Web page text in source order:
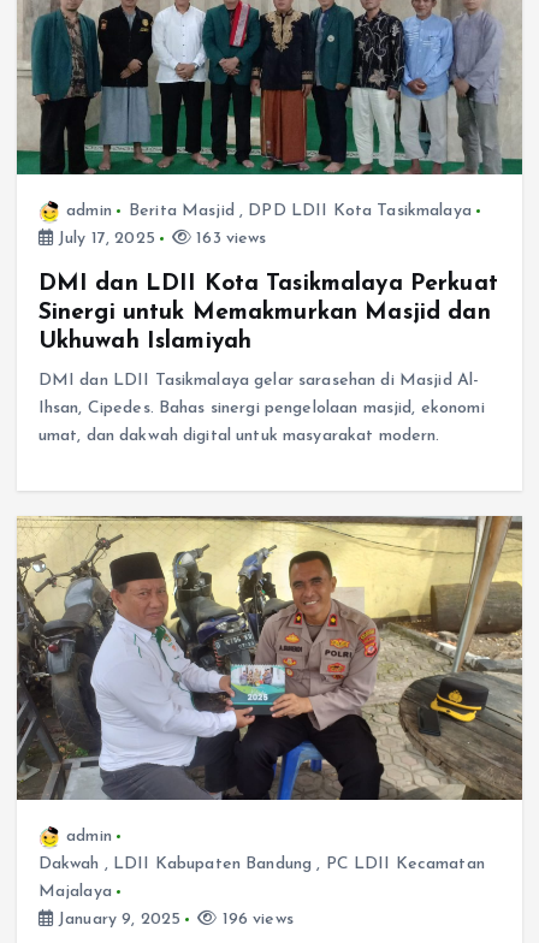
admin Berita Masjid , DPD LDII Kota Tasikmalaya
July 17, 2025
163 views
DMI dan LDII Kota Tasikmalaya Perkuat
Sinergi untuk Memakmurkan Masjid dan
Ukhuwah Islamiyah
DMI dan LDII Tasikmalaya gelar sarasehan di Masjid Al-
Ihsan, Cipedes. Bahas sinergi pengelolaan masjid, ekonomi
umat, dan dakwah digital untuk masyarakat modern.
admin
Dakwah , LDII Kabupaten Bandung , PC LDII Kecamatan
Majalaya
January 9, 2025
196 views